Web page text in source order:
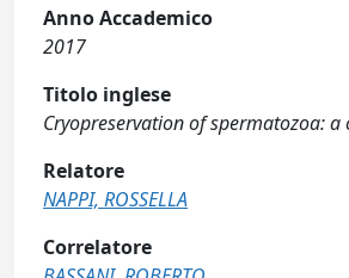
Anno Accademico
2017
Titolo inglese
Cryopreservation of spermatozoa:
Relatore
NAPPI, ROSSELLA
Correlatore